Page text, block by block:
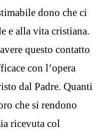
dono che ci
e alla vita cristiana.
questo contatto
con l’opera
dal Padre. Quanti
che si rendono
ricevuta col